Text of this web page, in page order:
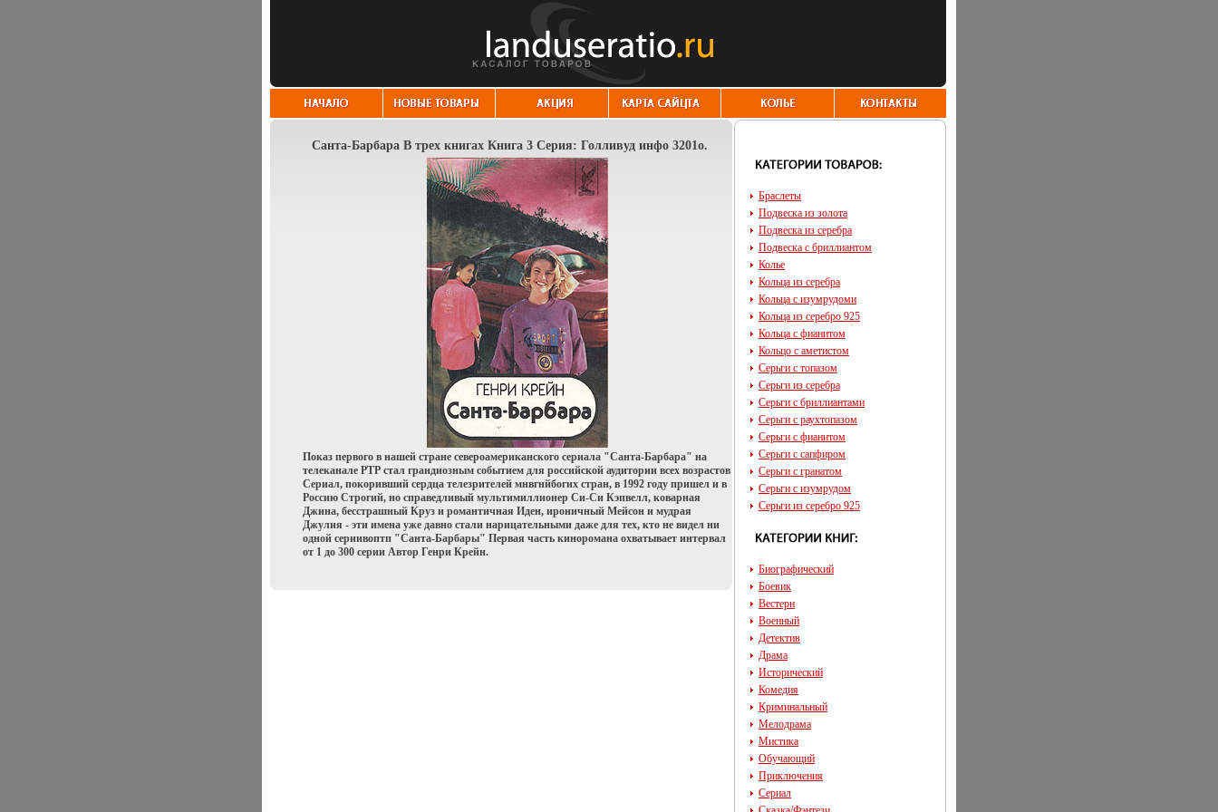
Санта-Барбара В трех книгах Книга 3 Серия: Голливуд инфо 3201o.
Показ первого в нашей стране североамериканского сериала "Санта-Барбара" на
телеканале РТР стал грандиозным событием для российской аудитории всех возрастов
Сериал, покоривший сердца телезрителей мнвгнйбогих стран, в 1992 году пришел и в
Россию Строгий, но справедливый мультимиллионер Си-Си Кэпвелл, коварная
Джина, бесстрашный Круз и романтичная Иден, ироничный Мейсон и мудрая
Джулия - эти имена уже давно стали нарицательными даже для тех, кто не видел ни
одной сериивоптп "Санта-Барбары" Первая часть киноромана охватывает интервал
от 1 до 300 серии Автор Генри Крейн.
Браслеты
Подвеска из золота
Подвеска из серебра
Подвеска с бриллиантом
Колье
Кольца из серебра
Кольца с изумрудоми
Кольца из серебро 925
Кольца с фианитом
Кольцо с аметистом
Серьги с топазом
Серьги из серебра
Серьги с бриллиантами
Серьги с раухтопазом
Серьги с фианитом
Серьги с сапфиром
Серьги с гранатом
Серьги с изумрудом
Серьги из серебро 925
Биографический
Боевик
Вестерн
Военный
Детектив
Драма
Исторический
Комедия
Криминальный
Мелодрама
Мистика
Обучающий
Приключения
Сериал